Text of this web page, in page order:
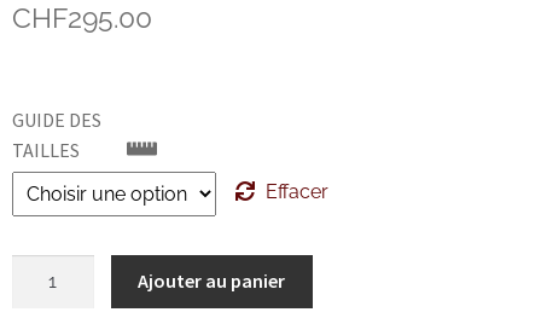
Paolo Scafora
Santoni
TLB
Zonkey Boot
CHF295.00
GUIDE DES
TAILLES
Effacer
Ajouter au panier